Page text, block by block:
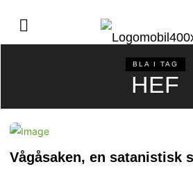
BLA I TAG
HEF
Vågåsaken, en satanistisk